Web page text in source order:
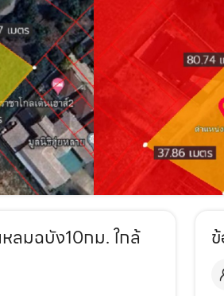
ลมฉบัง10กม. ใกล้